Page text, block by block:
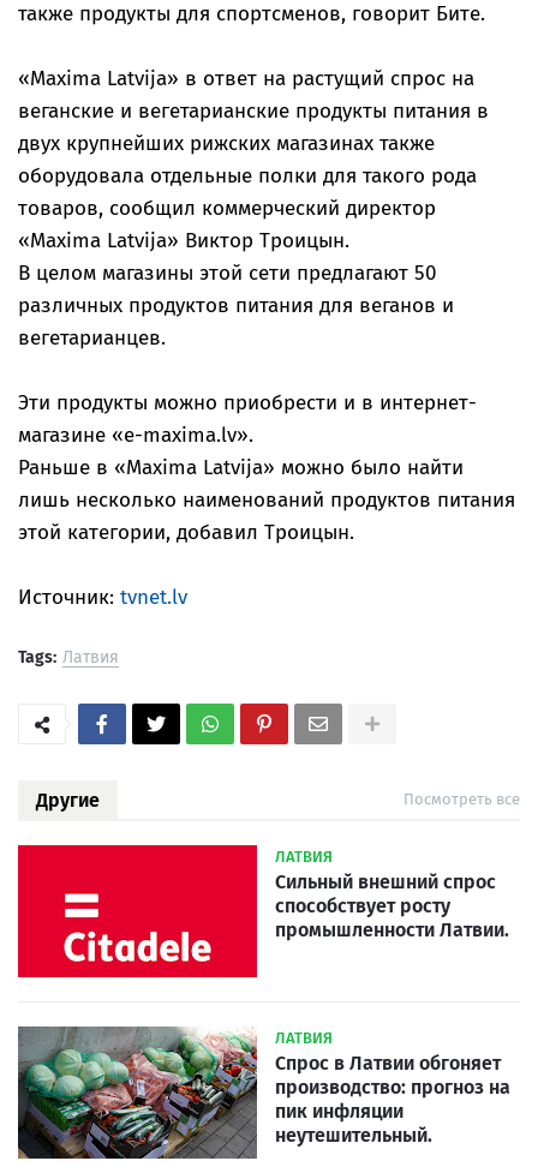
также продукты для спортсменов, говорит Бите.
«Maxima Latvija» в ответ на растущий спрос на
веганские и вегетарианские продукты питания в
двух крупнейших рижских магазинах также
оборудовала отдельные полки для такого рода
товаров, сообщил коммерческий директор
«Maxima Latvija» Виктор Троицын.
В целом магазины этой сети предлагают 50
различных продуктов питания для веганов и
вегетарианцев.
Эти продукты можно приобрести и в интернет-
магазине «e-maxima.lv».
Раньше в «Maxima Latvija» можно было найти
лишь несколько наименований продуктов питания
этой категории, добавил Троицын.
Источник: tvnet.lv
Tags: Латвия
Другие Посмотреть все
ЛАТВИЯ
Сильный внешний спрос
способствует росту
промышленности Латвии.
ЛАТВИЯ
Спрос в Латвии обгоняет
производство: прогноз на
пик инфляции
неутешительный.